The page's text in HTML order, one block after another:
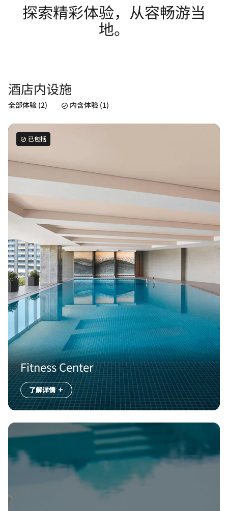
探索精彩体验，从容畅游当
地。
酒店内设施
全部体验 (2) 内含体验 (1)
已包括
Fitness Center
了解详情